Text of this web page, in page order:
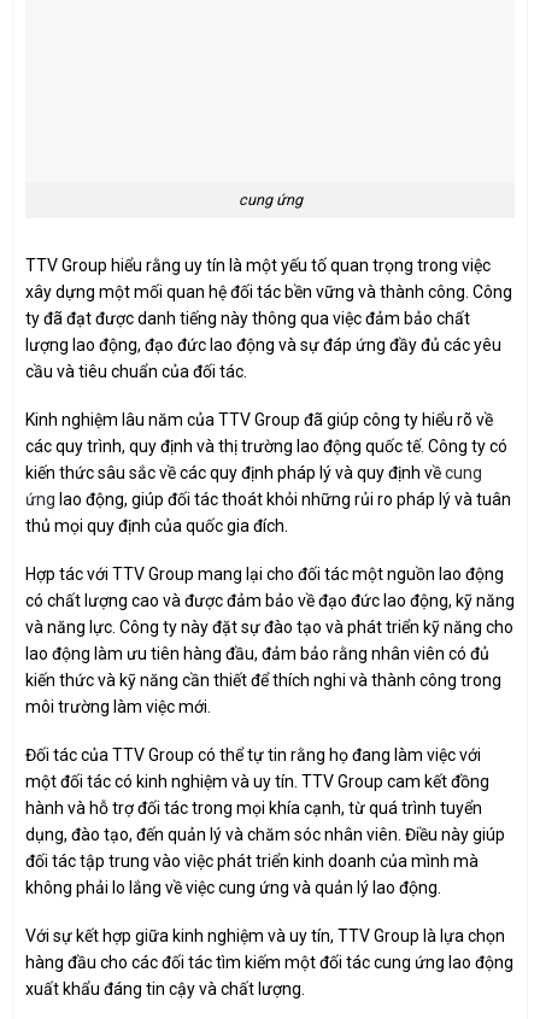
cung ứng
TTV Group hiểu rằng uy tín là một yếu tố quan trọng trong việc
xây dựng một mối quan hệ đối tác bền vững và thành công. Công
ty đã đạt được danh tiếng này thông qua việc đảm bảo chất
lượng lao động, đạo đức lao động và sự đáp ứng đầy đủ các yêu
cầu và tiêu chuẩn của đối tác.
Kinh nghiệm lâu năm của TTV Group đã giúp công ty hiểu rõ về
các quy trình, quy định và thị trường lao động quốc tế. Công ty có
kiến thức sâu sắc về các quy định pháp lý và quy định vềcung
ứng lao động, giúp đối tác thoát khỏi những rủi ro pháp lý và tuân
thủ mọi quy định của quốc gia đích.
Hợp tác với TTV Group mang lại cho đối tác một nguồn lao động
có chất lượng cao và được đảm bảo về đạo đức lao động, kỹ năng
và năng lực. Công ty này đặt sự đào tạo và phát triển kỹ năng cho
lao động làm ưu tiên hàng đầu, đảm bảo rằng nhân viên có đủ
kiến thức và kỹ năng cần thiết để thích nghi và thành công trong
môi trường làm việc mới.
Đối tác của TTV Group có thể tự tin rằng họ đang làm việc với
một đối tác có kinh nghiệm và uy tín. TTV Group cam kết đồng
hành và hỗ trợ đối tác trong mọi khía cạnh, từ quá trình tuyển
dụng, đào tạo, đến quản lý và chăm sóc nhân viên. Điều này giúp
đối tác tập trung vào việc phát triển kinh doanh của mình mà
không phải lo lắng về việc cung ứng và quản lý lao động.
Với sự kết hợp giữa kinh nghiệm và uy tín, TTV Group là lựa chọn
hàng đầu cho các đối tác tìm kiếm một đối tác cung ứng lao động
xuất khẩu đáng tin cậy và chất lượng.